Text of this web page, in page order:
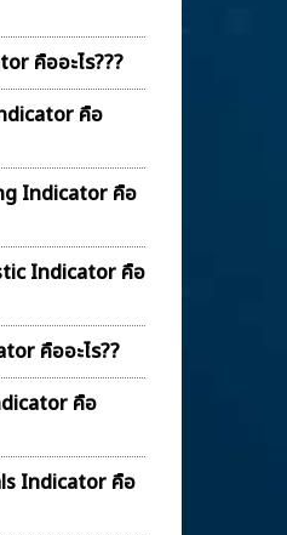
คืออะไร???
คือ
Indicator คือ
Indicator คือ
คืออะไร??
คือ
Indicator คือ